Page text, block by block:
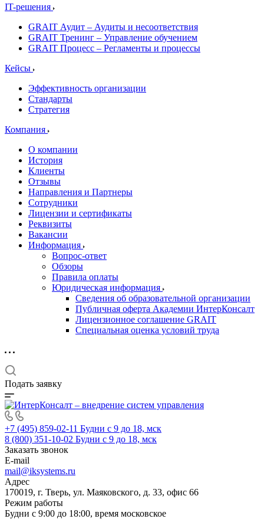
IT-решения
GRAIT Аудит – Аудиты и несоответствия
GRAIT Тренинг – Управление обучением
GRAIT Процесс – Регламенты и процессы
Кейсы
Эффективность организации
Стандарты
Стратегия
Компания
О компании
История
Клиенты
Отзывы
Направления и Партнеры
Сотрудники
Лицензии и сертификаты
Реквизиты
Вакансии
Информация
Вопрос-ответ
Обзоры
Правила оплаты
Юридическая информация
Сведения об образовательной организации
Публичная оферта Академии ИнтерКонсалт
Лицензионное соглашение GRAIT
Специальная оценка условий труда
Подать заявку
+7 (495) 859-02-11 Будни с 9 до 18, мск
8 (800) 351-10-02 Будни с 9 до 18, мск
Заказать звонок
E-mail
mail@iksystems.ru
Адрес
170019, г. Тверь, ул. Маяковского, д. 33, офис 66
Режим работы
Будни с 9:00 до 18:00, время московское